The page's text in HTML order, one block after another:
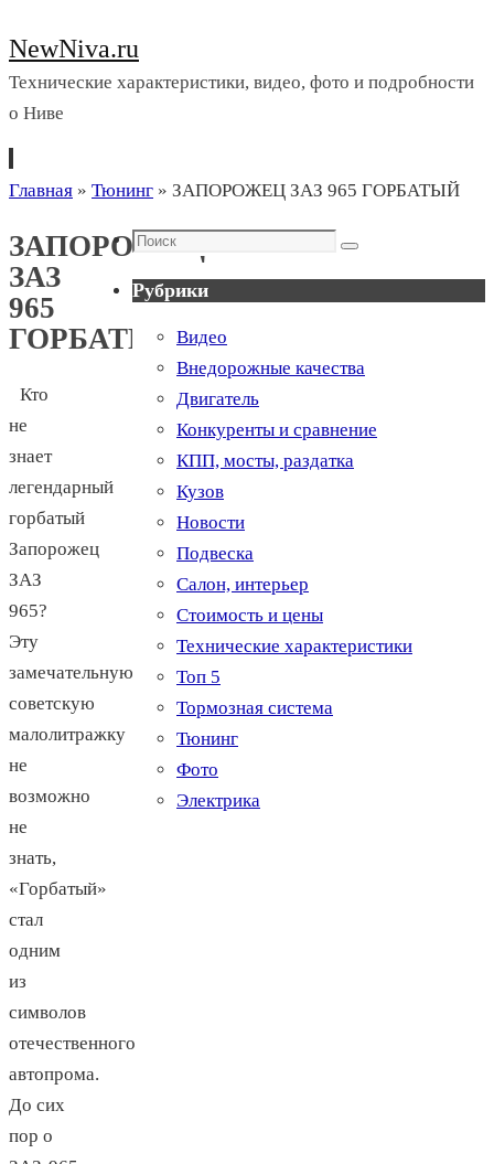
NewNiva.ru
Технические характеристики, видео, фото и подробности
о Ниве
Перейти
содержимому
Главная » Тюнинг » ЗАПОРОЖЕЦ ЗАЗ 965 ГОРБАТЫЙ
ЗАПОРОЖЕЦ
ЗАЗ
965
ГОРБАТЫЙ
Кто
не
знает
легендарный
горбатый
Запорожец
ЗАЗ
965?
Эту
замечательную
советскую
малолитражку
не
возможно
не
знать,
«Горбатый»
стал
одним
из
символов
отечественного
автопрома.
До сих
пор о
Поиск
Поиск
Рубрики
Видео
Внедорожные качества
Двигатель
Конкуренты и сравнение
КПП, мосты, раздатка
Кузов
Новости
Подвеска
Салон, интерьер
Стоимость и цены
Технические характеристики
Топ 5
Тормозная система
Тюнинг
Фото
Электрика